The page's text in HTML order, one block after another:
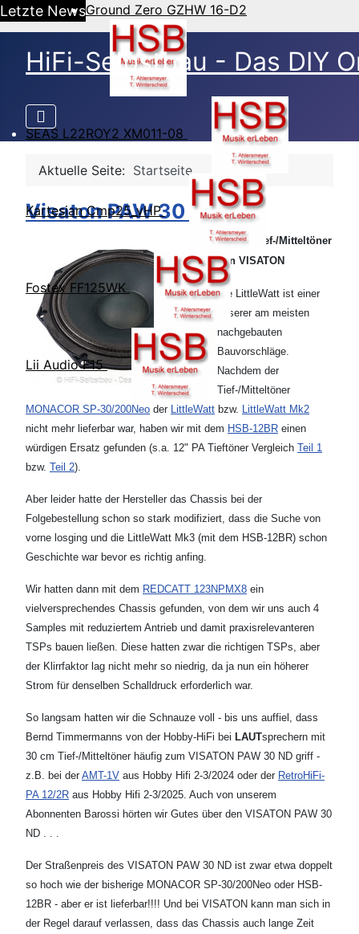
Letzte NewsGround Zero GZHW 16-D2
SEAS L22ROY2 XM011-08
Kartesian Cmp25_vHP
Fostex FF125WK
Lii Audio F15
HiFi-Selbstbau - Das DIY
Aktuelle Seite: Startseite
Visaton PAW 30 ND
12-Zoll Tief-/Mitteltöner
von VISATON
Die LittleWatt ist einer
unserer am meisten
nachgebauten
Bauvorschläge.
Nachdem der
Tief-/Mitteltöner
MONACOR SP-30/200Neo der LittleWatt bzw. LittleWatt Mk2
nicht mehr lieferbar war, haben wir mit dem HSB-12BR einen
würdigen Ersatz gefunden (s.a. 12" PA Tieftöner Vergleich Teil 1
bzw. Teil 2).
Aber leider hatte der Hersteller das Chassis bei der
Folgebestellung schon so stark modifiziert, dass die Suche von
vorne losging und die LittleWatt Mk3 (mit dem HSB-12BR) schon
Geschichte war bevor es richtig anfing.
Wir hatten dann mit dem REDCATT 123NPMX8 ein
vielversprechendes Chassis gefunden, von dem wir uns auch 4
Samples mit reduziertem Antrieb und damit praxisrelevanteren
TSPs bauen ließen. Diese hatten zwar die richtigen TSPs, aber
der Klirrfaktor lag nicht mehr so niedrig, da ja nun ein höherer
Strom für denselben Schalldruck erforderlich war.
So langsam hatten wir die Schnauze voll - bis uns auffiel, dass
Bernd Timmermanns von der Hobby-HiFi bei LAUTsprechern mit
30 cm Tief-/Mitteltöner häufig zum VISATON PAW 30 ND griff -
z.B. bei der AMT-1V aus Hobby Hifi 2-3/2024 oder der RetroHiFi-
PA 12/2R aus Hobby Hifi 2-3/2025. Auch von unserem
Abonnenten Barossi hörten wir Gutes über den VISATON PAW 30
ND . . .
Der Straßenpreis des VISATON PAW 30 ND ist zwar etwa doppelt
so hoch wie der bisherige MONACOR SP-30/200Neo oder HSB-
12BR - aber er ist lieferbar!!!! Und bei VISATON kann man sich in
der Regel darauf verlassen, dass das Chassis auch lange Zeit